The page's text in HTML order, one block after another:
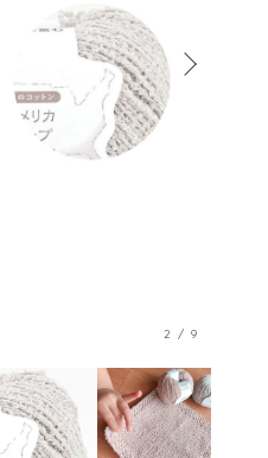
2 /9